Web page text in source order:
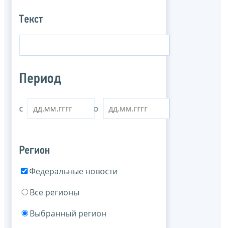
Текст
Период
с по
Регион
Федеральные новости
Все регионы
Выбранный регион